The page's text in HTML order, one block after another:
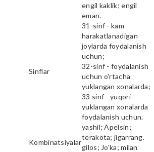
engil kaklik; engil
eman.
Sinflar
31-sinf - kam
harakatlanadigan
joylarda foydalanish
uchun;
32-sinf - foydalanish
uchun o'rtacha
yuklangan xonalarda;
33 sinf - yuqori
yuklangan xonalarda
foydalanish uchun.
Kombinatsiyalar
yashil; Apelsin;
terakota; jigarrang.
gilos; Jo'ka; milan